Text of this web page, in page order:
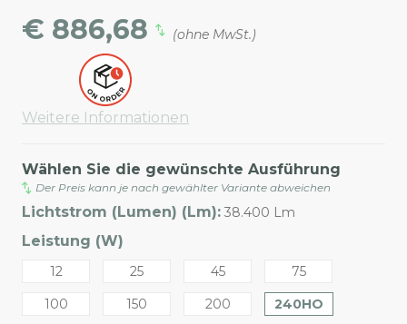
€ 886,68
(ohne MwSt.)
Weitere Informationen
Wählen Sie die gewünschte Ausführung
Der Preis kann je nach gewählter Variante abweichen
Lichtstrom (Lumen) (Lm): 38.400 Lm
Leistung (W)
12 25 45
75
100
150 200
240HO